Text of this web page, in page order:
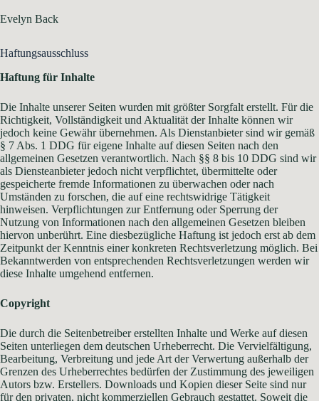
Evelyn Back
Haftungsausschluss
Haftung für Inhalte
Die Inhalte unserer Seiten wurden mit größter Sorgfalt erstellt. Für die
Richtigkeit, Vollständigkeit und Aktualität der Inhalte können wir
jedoch keine Gewähr übernehmen. Als Dienstanbieter sind wir gemäß
§ 7 Abs. 1 DDG für eigene Inhalte auf diesen Seiten nach den
allgemeinen Gesetzen verantwortlich. Nach §§ 8 bis 10 DDG sind wir
als Diensteanbieter jedoch nicht verpflichtet, übermittelte oder
gespeicherte fremde Informationen zu überwachen oder nach
Umständen zu forschen, die auf eine rechtswidrige Tätigkeit
hinweisen. Verpflichtungen zur Entfernung oder Sperrung der
Nutzung von Informationen nach den allgemeinen Gesetzen bleiben
hiervon unberührt. Eine diesbezügliche Haftung ist jedoch erst ab dem
Zeitpunkt der Kenntnis einer konkreten Rechtsverletzung möglich. Bei
Bekanntwerden von entsprechenden Rechtsverletzungen werden wir
diese Inhalte umgehend entfernen.
Copyright
Die durch die Seitenbetreiber erstellten Inhalte und Werke auf diesen
Seiten unterliegen dem deutschen Urheberrecht. Die Vervielfältigung,
Bearbeitung, Verbreitung und jede Art der Verwertung außerhalb der
Grenzen des Urheberrechtes bedürfen der Zustimmung des jeweiligen
Autors bzw. Erstellers. Downloads und Kopien dieser Seite sind nur
für den privaten, nicht kommerziellen Gebrauch gestattet. Soweit die